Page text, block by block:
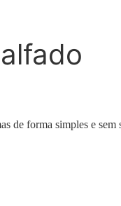
de forma simples e